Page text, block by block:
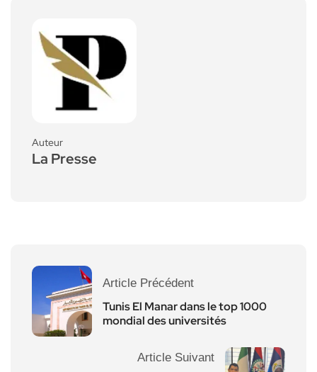
Auteur
La Presse
Article Précédent
Tunis El Manar dans le top 1000
mondial des universités
Article Suivant